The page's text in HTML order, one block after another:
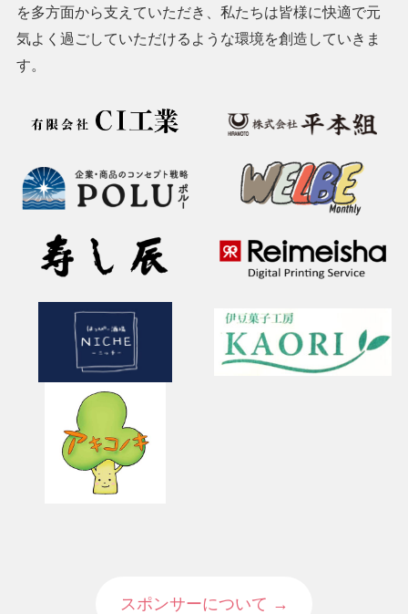
を多方面から支えていただき、私たちは皆様に快適で元
気よく過ごしていただけるような環境を創造していきま
す。
スポンサーについて →